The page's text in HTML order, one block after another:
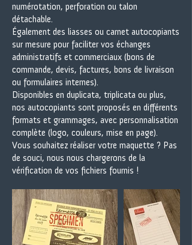
numérotation, perforation ou talon
détachable.
Également des liasses ou carnet autocopiants
sur mesure pour faciliter vos échanges
administratifs et commerciaux (bons de
commande, devis, factures, bons de livraison
ou formulaires internes).
Disponibles en duplicata, triplicata ou plus,
nos autocopiants sont proposés en différents
formats et grammages, avec personnalisation
complète (logo, couleurs, mise en page).
Vous souhaitez réaliser votre maquette ? Pas
de souci, nous nous chargerons de la
vérification de vos fichiers fournis !